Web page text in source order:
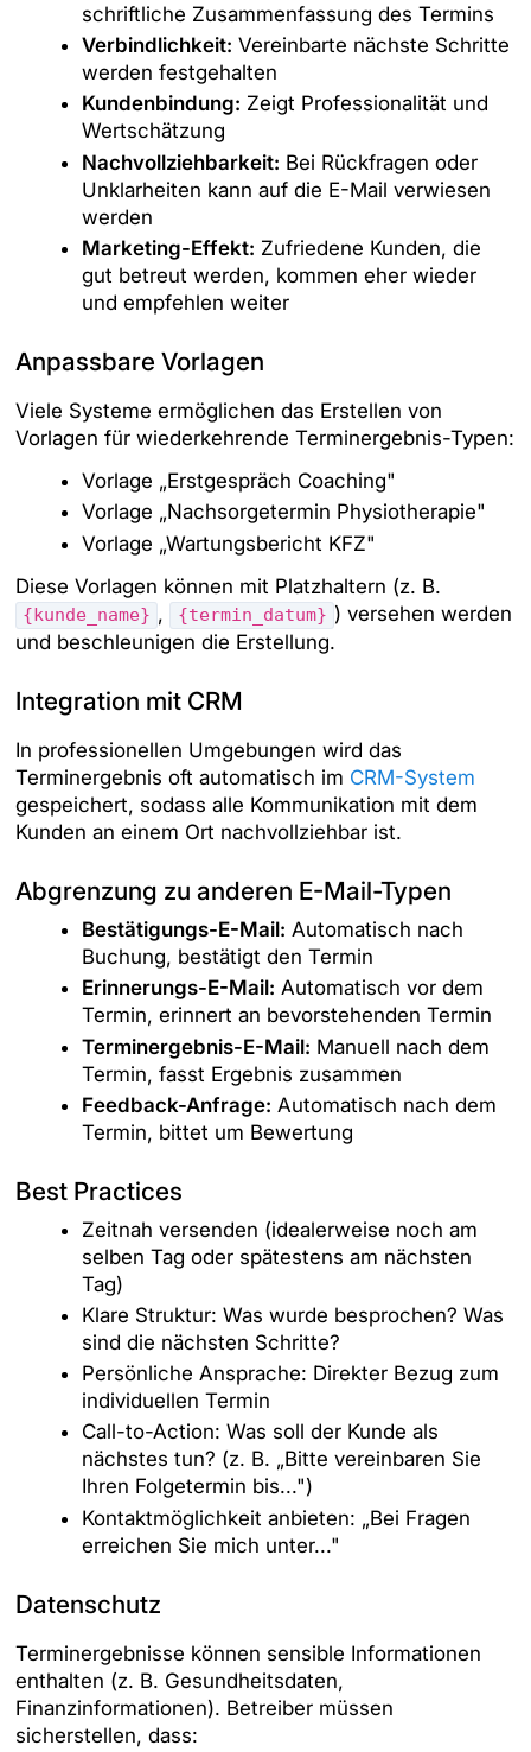
schriftliche Zusammenfassung des Termins
Verbindlichkeit: Vereinbarte nächste Schritte
werden festgehalten
Kundenbindung: Zeigt Professionalität und
Wertschätzung
Nachvollziehbarkeit: Bei Rückfragen oder
Unklarheiten kann auf die E-Mail verwiesen
werden
Marketing-Effekt: Zufriedene Kunden, die
gut betreut werden, kommen eher wieder
und empfehlen weiter
Anpassbare Vorlagen
Viele Systeme ermöglichen das Erstellen von
Vorlagen für wiederkehrende Terminergebnis-Typen:
Vorlage „Erstgespräch Coaching"
Vorlage „Nachsorgetermin Physiotherapie"
Vorlage „Wartungsbericht KFZ"
Diese Vorlagen können mit Platzhaltern (z. B.
{kunde_name} , {termin_datum} ) versehen werden
und beschleunigen die Erstellung.
Integration mit CRM
In professionellen Umgebungen wird das
Terminergebnis oft automatisch im CRM-System
gespeichert, sodass alle Kommunikation mit dem
Kunden an einem Ort nachvollziehbar ist.
Abgrenzung zu anderen E-Mail-Typen
Bestätigungs-E-Mail: Automatisch nach
Buchung, bestätigt den Termin
Erinnerungs-E-Mail: Automatisch vor dem
Termin, erinnert an bevorstehenden Termin
Terminergebnis-E-Mail: Manuell nach dem
Termin, fasst Ergebnis zusammen
Feedback-Anfrage: Automatisch nach dem
Termin, bittet um Bewertung
Best Practices
Zeitnah versenden (idealerweise noch am
selben Tag oder spätestens am nächsten
Tag)
Klare Struktur: Was wurde besprochen? Was
sind die nächsten Schritte?
Persönliche Ansprache: Direkter Bezug zum
individuellen Termin
Call-to-Action: Was soll der Kunde als
nächstes tun? (z. B. „Bitte vereinbaren Sie
Ihren Folgetermin bis...")
Kontaktmöglichkeit anbieten: „Bei Fragen
erreichen Sie mich unter..."
Datenschutz
Terminergebnisse können sensible Informationen
enthalten (z. B. Gesundheitsdaten,
Finanzinformationen). Betreiber müssen
sicherstellen, dass: